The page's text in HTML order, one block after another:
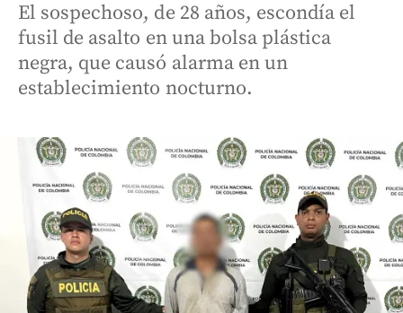
El sospechoso, de 28 años, escondía el
fusil de asalto en una bolsa plástica
negra, que causó alarma en un
establecimiento nocturno.